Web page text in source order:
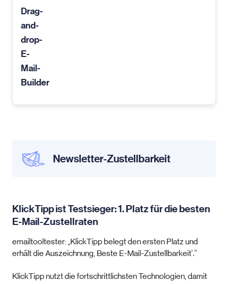
Drag-
and-
drop-
E-
Mail-
Builder
Newsletter-Zustellbarkeit
KlickTipp ist Testsieger: 1. Platz für die besten
E-Mail-Zustellraten
emailtooltester: „KlickTipp belegt den ersten Platz und
erhält die Auszeichnung‚ Beste E-Mail-Zustellbarkeit‘.“
KlickTipp nutzt die fortschrittlichsten Technologien, damit